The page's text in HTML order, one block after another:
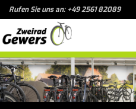
Rufen Sie uns an: +49 2561 82089